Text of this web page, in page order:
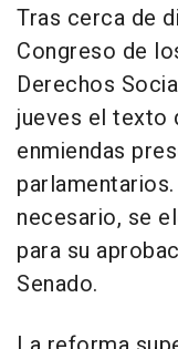
Tras cerca de
Congreso de
Derechos
jueves el texto
enmiendas
necesario, se
para su
Senado.